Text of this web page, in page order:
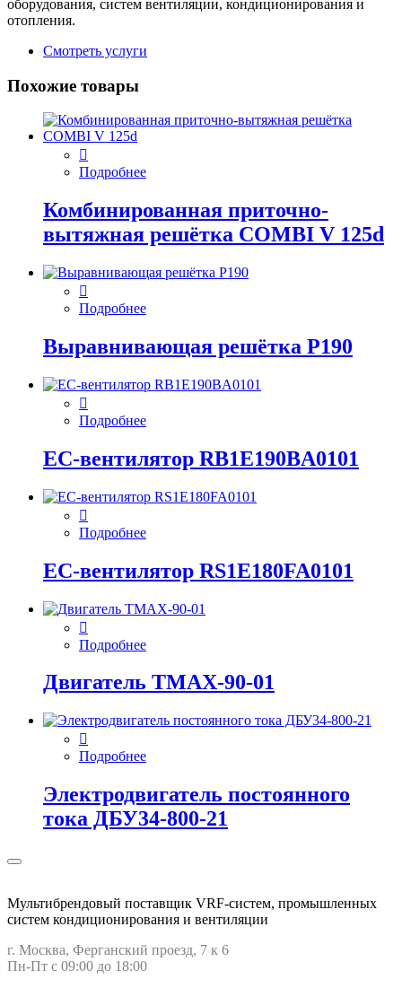
оборудования, систем вентиляции, кондиционирования и
отопления.
Смотреть услуги
Похожие товары
Подробнее
Комбинированная приточно-
вытяжная решётка COMBI V 125d
Подробнее
Выравнивающая решётка P190
Подробнее
EC-вентилятор RB1E190BA0101
Подробнее
EC-вентилятор RS1E180FA0101
Подробнее
Двигатель ТМАХ-90-01
Подробнее
Электродвигатель постоянного
тока ДБУ34‑800‑21
Мультибрендовый поставщик VRF-cистем, промышленных
систем кондиционирования и вентиляции
г. Москва, Ферганский проезд, 7 к 6
Пн-Пт с 09:00 до 18:00